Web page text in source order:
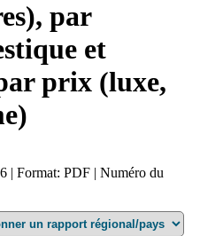
par
et
prix (luxe,
| Format: PDF | Numéro du